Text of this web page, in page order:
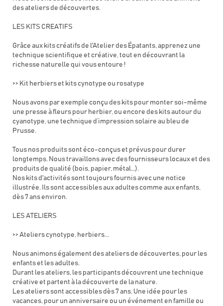
des ateliers de découvertes.
LES KITS CREATIFS
Grâce aux kits créatifs de l'Atelier des Épatants, apprenez une
technique scientifique et créative, tout en découvrant la
richesse naturelle qui vous entoure !
>> Kit herbiers et kits cynotype ou rosatype
Nous avons par exemple conçu des kits pour monter soi-même
une presse à fleurs pour herbier, ou encore des kits autour du
cyanotype, une technique d’impression solaire au bleu de
Prusse.
Tous nos produits sont éco-conçus et prévus pour durer
longtemps. Nous travaillons avec des fournisseurs locaux et des
produits de qualité (bois, papier, métal…).
Nos kits d'activités sont toujours fournis avec une notice
illustrée. Ils sont accessibles aux adultes comme aux enfants,
dès 7 ans environ.
LES ATELIERS
>> Ateliers cynotype, herbiers...
Nous animons également des ateliers de découvertes, pour les
enfants et les adultes.
Durant les ateliers, les participants découvrent une technique
créative et partent à la découverte de la nature.
Les ateliers sont accessibles dès 7 ans. Une idée pour les
vacances, pour un anniversaire ou un événement en famille ou